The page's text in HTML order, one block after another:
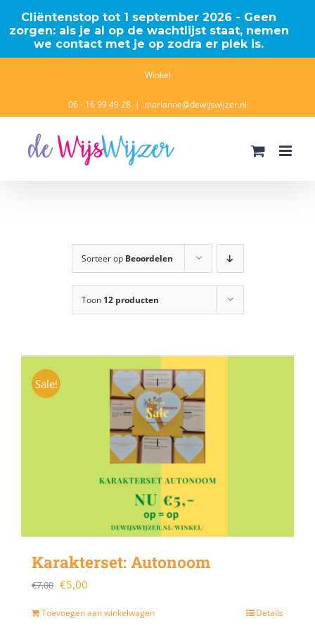
inhoud
Winkel
06 - 16 99 49 28 | marianne@dewijswijzer.nl
Sorteer op Beoordelen
Toon 12 producten
Sale!
Karakterset: Autonoom
€7,00 Oorspronkelijke
€5,00
Toevoegen aan winkelwagen Details
Cliëntenstop tot 1 september 2026 - Geen
zorgen: als je al op de wachtlijst staat, nemen
we contact met je op zodra er plek is.